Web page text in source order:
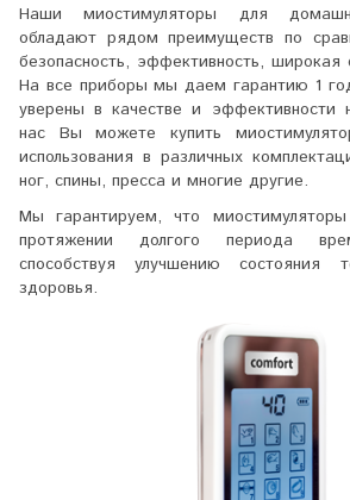
Наши миостимуляторы для
обладают рядом преимуществ по
безопасность, эффективность, широкая
На все приборы мы даем гарантию 1
уверены в качестве и
нас Вы можете купить
использования в различных
ног, спины, пресса и многие другие.
Мы гарантируем, что
протяжении долгого периода
способствуя улучшению
здоровья.